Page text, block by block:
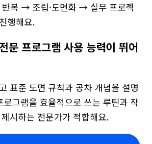
복 → 조립·도면화 → 실무 프로젝
행해요.
문 프로그램 사용 능력이 뛰어
표준 도면 규칙과 공차 개념을 설명
로그램을 효율적으로 쓰는 루틴과 작
시하는 전문가가 적합해요.